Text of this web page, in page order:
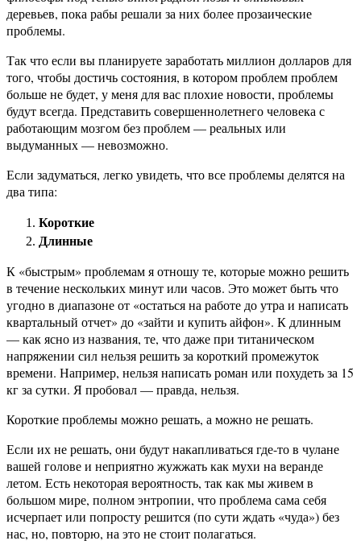
деревьев, пока рабы решали за них более прозаические
проблемы.
Так что если вы планируете заработать миллион долларов для
того, чтобы достичь состояния, в котором проблем проблем
больше не будет, у меня для вас плохие новости, проблемы
будут всегда. Представить совершеннолетнего человека с
работающим мозгом без проблем — реальных или
выдуманных — невозможно.
Если задуматься, легко увидеть, что все проблемы делятся на
два типа:
Короткие
Длинные
К «быстрым» проблемам я отношу те, которые можно решить
в течение нескольких минут или часов. Это может быть что
угодно в диапазоне от «остаться на работе до утра и написать
квартальный отчет» до «зайти и купить айфон». К длинным
— как ясно из названия, те, что даже при титаническом
напряжении сил нельзя решить за короткий промежуток
времени. Например, нельзя написать роман или похудеть за 15
кг за сутки. Я пробовал — правда, нельзя.
Короткие проблемы можно решать, а можно не решать.
Если их не решать, они будут накапливаться где-то в чулане
вашей голове и неприятно жужжать как мухи на веранде
летом. Есть некоторая вероятность, так как мы живем в
большом мире, полном энтропии, что проблема сама себя
исчерпает или попросту решится (по сути ждать «чуда») без
нас, но, повторю, на это не стоит полагаться.